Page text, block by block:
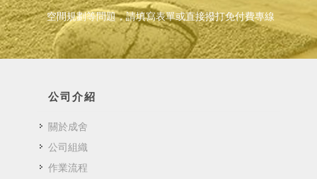
空間規劃等問題，請填寫表單或直接撥打免付費專線
公司介紹
關於成舍
公司組織
作業流程